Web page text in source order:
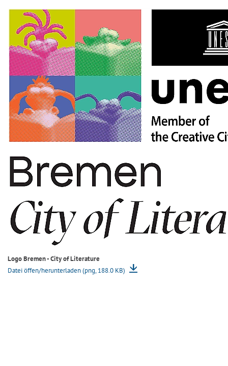
Logo Bremen - City of Literature
Datei öffen/herunterladen (png, 188.0 KB)